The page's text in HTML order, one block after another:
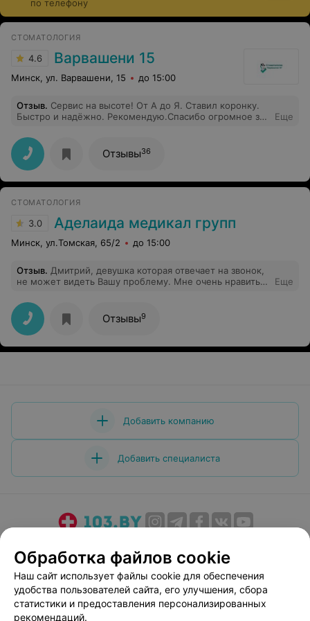
современные съемные конструкции не ощущаются в
ротовой полости и максимально комфортны в
ежедневной носке. Стоимость услуг варьируется и
зависит от выбранного типа протезирования,
материалов и производителя.
по телефону
СТОМАТОЛОГИЯ
4.6 Варвашени 15
Минск, ул. Варвашени, 15 до 15:00
Отзыв. Сервис на высоте! От А до Я. Ставил коронку.
Быстро и надёжно. Рекомендую.Спасибо огромное за
Еще
Отзывы36
СТОМАТОЛОГИЯ
3.0 Аделаида медикал групп
Минск, ул.Томская, 65/2 до 15:00
Отзыв. Дмитрий, девушка которая отвечает на звонок,
не может видеть Вашу проблему. Мне очень нравиться
замечательные. Если они уговорили моего мужа
залечить зубы, они для меня просто герои. Спасибо
вам за все.
Еще
Отзывы9
Добавить компанию
Добавить специалиста
Медицинский маркетинг
Публичный договор
Пользовательское соглашение
Способы оплаты
Вакансии
Партнеры
Обработка файлов cookie
Наш сайт использует файлы cookie для обеспечения
удобства пользователей сайта, его улучшения, сбора
статистики и предоставления персонализированных
рекомендаций.